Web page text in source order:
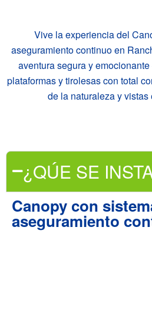
Vive la experiencia del
aseguramiento continuo en
aventura segura y
plataformas y tirolesas con total
de la naturaleza y vistas
¿QÚE SE
Canopy con
aseguramiento